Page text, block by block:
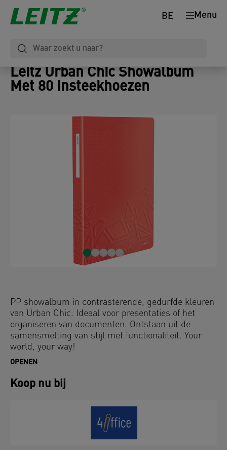
Menu
BE
Leitz Urban Chic Showalbum
Met 80 Insteekhoezen
PP showalbum in contrasterende, gedurfde kleuren
van Urban Chic. Ideaal voor presentaties of het
organiseren van documenten. Ontstaan uit de
samensmelting van stijl met functionaliteit. Your
world, your way!
OPENEN
Koop nu bij